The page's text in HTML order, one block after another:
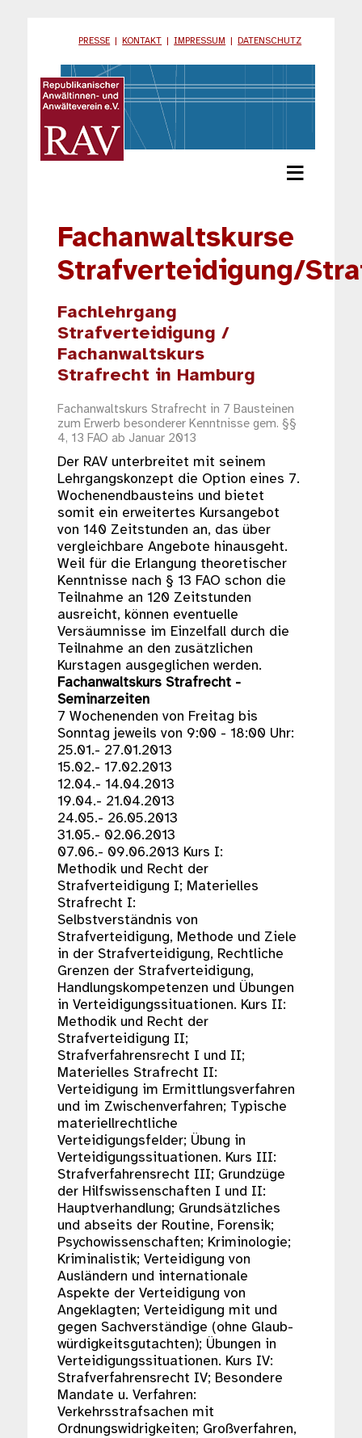
PRESSE KONTAKT |IMPRESSUM DATENSCHUTZ
≡
Fachanwaltskurse
Strafverteidigung/
Fachlehrgang
Strafverteidigung /
Fachanwaltskurs
Strafrecht in Hamburg
Fachanwaltskurs Strafrecht in 7 Bausteinen
zum Erwerb besonderer Kenntnisse gem. §§
4, 13 FAO ab Januar 2013
Der RAV unterbreitet mit seinem
Lehrgangskonzept die Option eines 7.
Wochenendbausteins und bietet
somit ein erweitertes Kursangebot
von 140 Zeitstunden an, das über
vergleichbare Angebote hinausgeht.
Weil für die Erlangung theoretischer
Kenntnisse nach § 13 FAO schon die
Teilnahme an 120 Zeitstunden
ausreicht, können eventuelle
Versäumnisse im Einzelfall durch die
Teilnahme an den zusätzlichen
Kurstagen ausgeglichen werden.
Fachanwaltskurs Strafrecht -
Seminarzeiten
7 Wochenenden von Freitag bis
Sonntag jeweils von 9:00 - 18:00 Uhr:
25.01.- 27.01.2013
15.02.- 17.02.2013
12.04.- 14.04.2013
19.04.- 21.04.2013
24.05.- 26.05.2013
31.05.- 02.06.2013
07.06.- 09.06.2013 Kurs I:
Methodik und Recht der
Strafverteidigung I; Materielles
Strafrecht I:
Selbstverständnis von
Strafverteidigung, Methode und Ziele
in der Strafverteidigung, Rechtliche
Grenzen der Strafverteidigung,
Handlungskompetenzen und Übungen
in Verteidigungssituationen. Kurs II:
Methodik und Recht der
Strafverteidigung II;
Strafverfahrensrecht I und II;
Materielles Strafrecht II:
Verteidigung im Ermittlungsverfahren
und im Zwischenverfahren; Typische
materiellrechtliche
Verteidigungsfelder; Übung in
Verteidigungssituationen. Kurs III:
Strafverfahrensrecht III; Grundzüge
der Hilfswissenschaften I und II:
Hauptverhandlung; Grundsätzliches
und abseits der Routine, Forensik;
Psychowissenschaften; Kriminologie;
Kriminalistik; Verteidigung von
Ausländern und internationale
Aspekte der Verteidigung von
Angeklagten; Verteidigung mit und
gegen Sachverständige (ohne Glaub-
würdigkeitsgutachten); Übungen in
Verteidigungssituationen. Kurs IV:
Strafverfahrensrecht IV; Besondere
Mandate u. Verfahren:
Verkehrsstrafsachen mit
Ordnungswidrigkeiten; Großverfahren,